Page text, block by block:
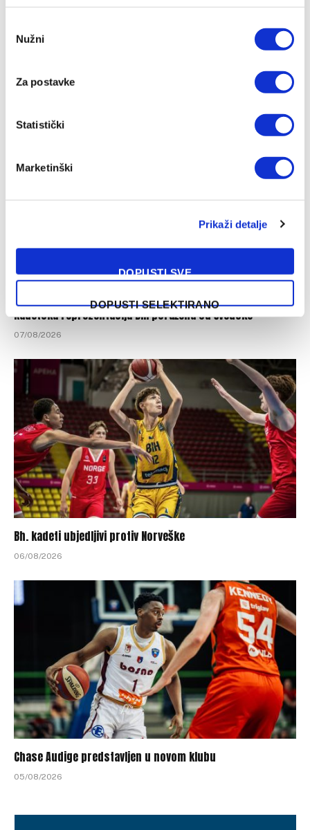
Selection
Nužni
Za postavke
Statistički
Marketinški
Prikaži detalje
DOPUSTI SVE
DOPUSTI SELEKTIRANO
Michael Young ima novi klub nakon odlaska iz Bosne
Kadetska reprezentacija BiH poražena od Švedske
07/08/2026
Bh. kadeti ubjedljivi protiv Norveške
06/08/2026
Chase Audige predstavljen u novom klubu
05/08/2026